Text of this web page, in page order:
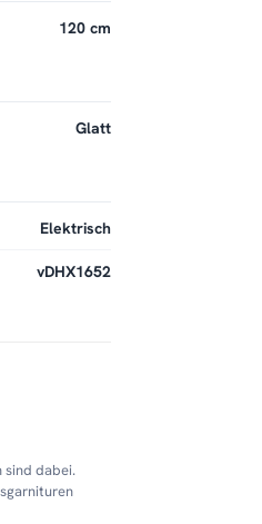
120 cm
Glatt
Elektrisch
vDHX1652
sind dabei.